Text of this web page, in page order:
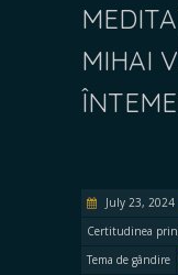
MIHAI
July 23, 2024
Certitudinea
Tema de gândire